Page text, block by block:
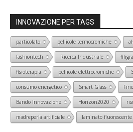
INNOVAZIONE PER TAGS
particolato pellicole termocromiche
fashiontech Ricerca Industriale
fisioterapia pellicole elettrocromiche
consumo energetico Smart Glass
Bando Innovazione Horizon2020
madreperla artificiale laminato fluorescente